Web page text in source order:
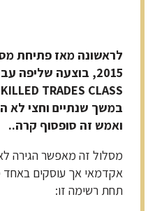
לראשונה מאז פתיחת
2015, בוצעה שליפה
TRADES CLASS.
במשך שנתיים וחצי לא
ואמש זה סופסוף קרה..
מסלול זה מאפשר הגירה
אקדמאי אך עוסקים באחד
תחת רשימה זו: